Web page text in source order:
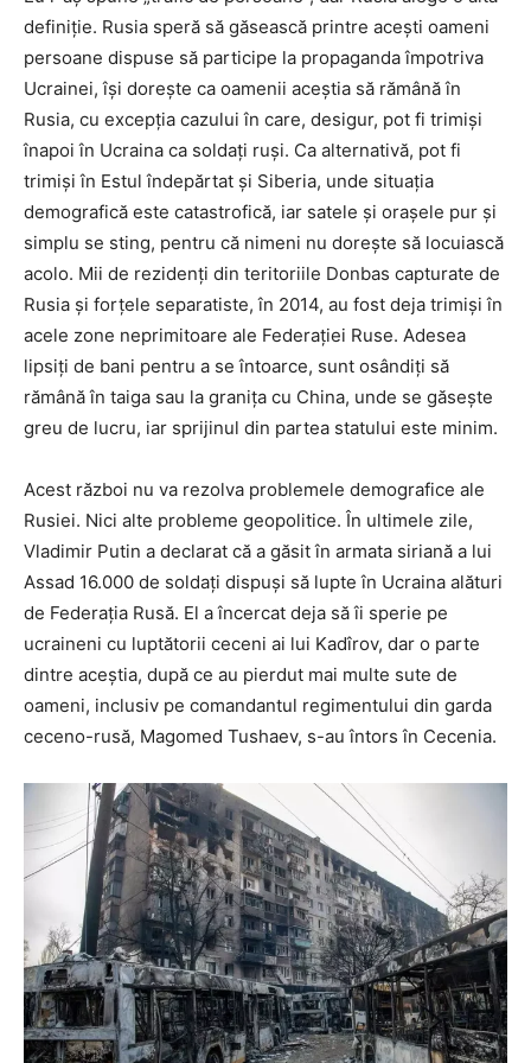
definiție. Rusia speră să găsească printre acești oameni
persoane dispuse să participe la propaganda împotriva
Ucrainei, își dorește ca oamenii aceștia să rămână în
Rusia, cu excepția cazului în care, desigur, pot fi trimiși
înapoi în Ucraina ca soldați ruși. Ca alternativă, pot fi
trimiși în Estul îndepărtat și Siberia, unde situația
demografică este catastrofică, iar satele și orașele pur și
simplu se sting, pentru că nimeni nu dorește să locuiască
acolo. Mii de rezidenți din teritoriile Donbas capturate de
Rusia și forțele separatiste, în 2014, au fost deja trimiși în
acele zone neprimitoare ale Federației Ruse. Adesea
lipsiți de bani pentru a se întoarce, sunt osândiți să
rămână în taiga sau la granița cu China, unde se găsește
greu de lucru, iar sprijinul din partea statului este minim.
Acest război nu va rezolva problemele demografice ale
Rusiei. Nici alte probleme geopolitice. În ultimele zile,
Vladimir Putin a declarat că a găsit în armata siriană a lui
Assad 16.000 de soldați dispuși să lupte în Ucraina alături
de Federația Rusă. El a încercat deja să îi sperie pe
ucraineni cu luptătorii ceceni ai lui Kadîrov, dar o parte
dintre aceștia, după ce au pierdut mai multe sute de
oameni, inclusiv pe comandantul regimentului din garda
ceceno-rusă, Magomed Tushaev, s-au întors în Cecenia.